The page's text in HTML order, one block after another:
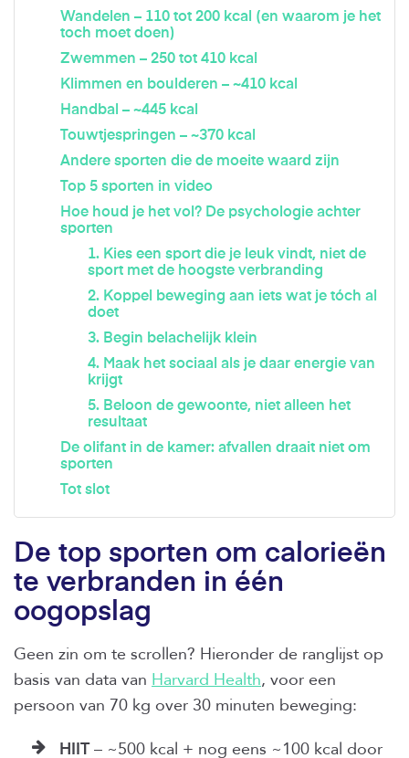
Wandelen – 110 tot 200 kcal (en waarom je het
toch moet doen)
Zwemmen – 250 tot 410 kcal
Klimmen en boulderen – ~410 kcal
Handbal – ~445 kcal
Touwtjespringen – ~370 kcal
Andere sporten die de moeite waard zijn
Top 5 sporten in video
Hoe houd je het vol? De psychologie achter
sporten
1. Kies een sport die je leuk vindt, niet de
sport met de hoogste verbranding
2. Koppel beweging aan iets wat je tóch al
doet
3. Begin belachelijk klein
4. Maak het sociaal als je daar energie van
krijgt
5. Beloon de gewoonte, niet alleen het
resultaat
De olifant in de kamer: afvallen draait niet om
sporten
Tot slot
De top sporten om calorieën
te verbranden in één
oogopslag
Geen zin om te scrollen? Hieronder de ranglijst op
basis van data van Harvard Health, voor een
persoon van 70 kg over 30 minuten beweging:
HIIT– ~500 kcal + nog eens ~100 kcal door